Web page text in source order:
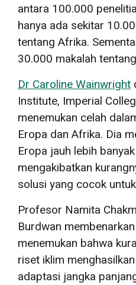
antara 100.000
hanya ada sekitar
tentang Afrika.
30.000 makalah
Dr Caroline Wainwright
Institute, Imperial
menemukan celah
Eropa dan Afrika. Dia
Eropa jauh lebih
mengakibatkan
solusi yang cocok
Profesor Namita
Burdwan
menemukan bahwa
riset iklim
adaptasi jangka